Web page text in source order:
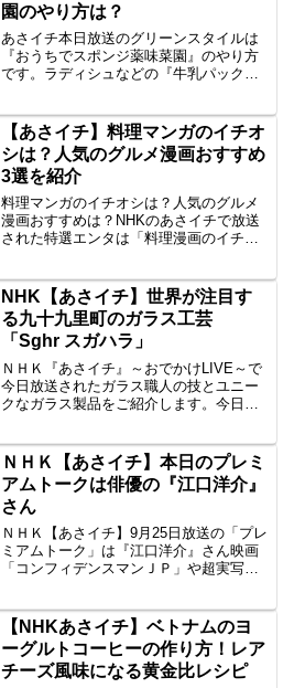
園のやり方は？
あさイチ本日放送のグリーンスタイルは
『おうちでスポンジ薬味菜園』のやり方
です。ラディシュなどの『牛乳パック菜
費用も安く経済的で、もちろん無農薬の
簡単なスポンジ菜園のおすすめガーデニ
ングです。
【あさイチ】料理マンガのイチオ
シは？人気のグルメ漫画おすすめ
3選を紹介
料理マンガのイチオシは？人気のグルメ
漫画おすすめは？NHKのあさイチで放送
された特選エンタは「料理漫画のイチオ
んさんが「人気のグルメ漫画おすすめ3選
を紹介」の番組内容をまとめた記事で
す。
NHK【あさイチ】世界が注目す
る九十九里町のガラス工芸
「Sghr スガハラ」
ＮＨＫ『あさイチ』～おでかけLIVE～で
今日放送されたガラス職人の技とユニー
クなガラス製品をご紹介します。今日の
中継です。ガス工芸「Sghr スガハラ」の
無料体験も紹介。
ＮＨＫ【あさイチ】本日のプレミ
アムトークは俳優の『江口洋介』
さん
ＮＨＫ【あさイチ】9月25日放送の「プレ
ミアムトーク」は『江口洋介』さん映画
「コンフィデンスマンＪＰ」や超実写版
ん。放送中の土曜ドラマ「天使にリクエ
ストを～人生最後の願い～」では、元マ
ル暴の刑事で探偵事務所の社長を演じて
います。
【NHKあさイチ】ベトナムのヨ
ーグルトコーヒーの作り方！レア
チーズ風味になる黄金比レシピ